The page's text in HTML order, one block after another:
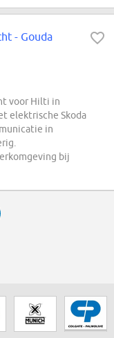
- Gouda
voor Hilti in
elektrische Skoda
in
bij